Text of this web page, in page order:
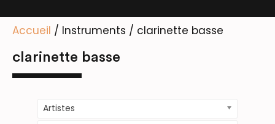
Accueil / Instruments / clarinette basse
clarinette basse
Artistes